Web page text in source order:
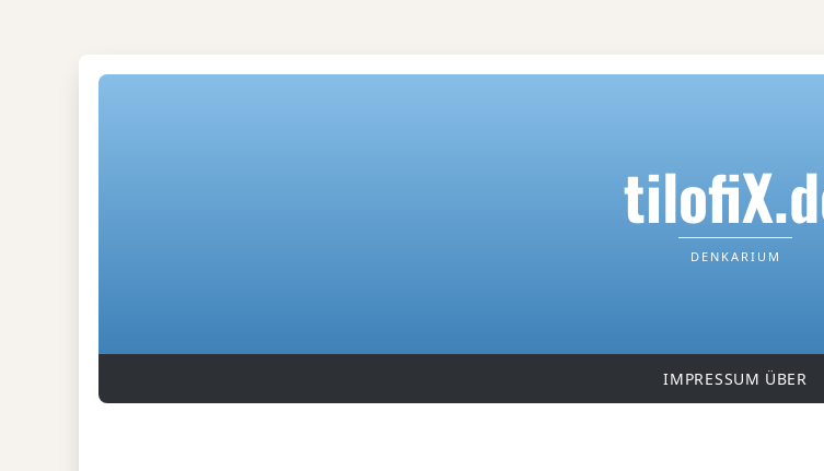
DENKARIUM
IMPRESSUM ÜBER